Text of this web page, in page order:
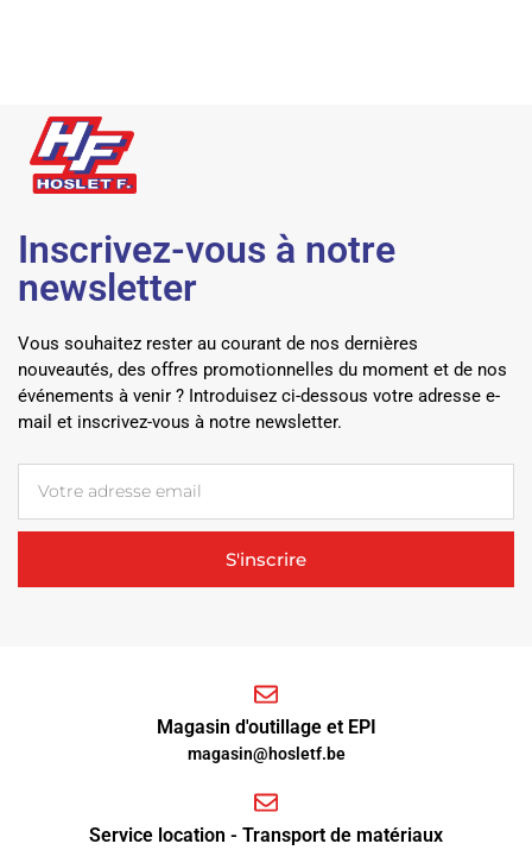
Inscrivez-vous à notre
newsletter
Vous souhaitez rester au courant de nos dernières
nouveautés, des offres promotionnelles du moment et de nos
événements à venir ? Introduisez ci-dessous votre adresse e-
mail et inscrivez-vous à notre newsletter.
S'inscrire
Magasin d'outillage et EPI
magasin@hosletf.be
Service location - Transport de matériaux